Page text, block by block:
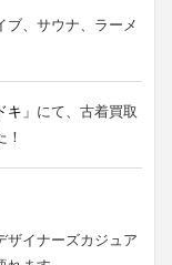
ブ、サウナ、ラーメ
」 にて、古着買取
ザイナーズカジュア